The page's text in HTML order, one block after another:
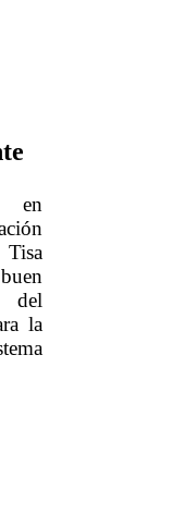
en
del
la